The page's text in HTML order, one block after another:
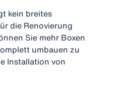
kein breites
die Renovierung
Sie mehr Boxen
umbauen zu
Installation von